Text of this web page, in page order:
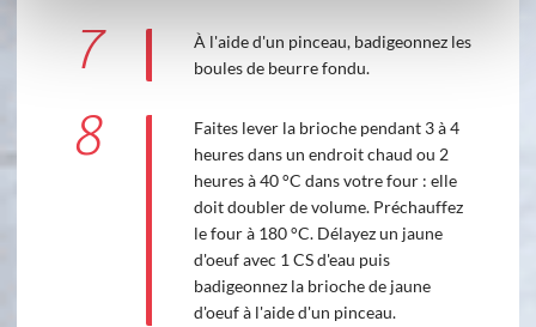
7
À l'aide d'un pinceau, badigeonnez les
boules de beurre fondu.
8
Faites lever la brioche pendant 3 à 4
heures dans un endroit chaud ou 2
heures à 40 °C dans votre four : elle
doit doubler de volume. Préchauffez
le four à 180 °C. Délayez un jaune
d'oeuf avec 1 CS d'eau puis
badigeonnez la brioche de jaune
d'oeuf à l'aide d'un pinceau.